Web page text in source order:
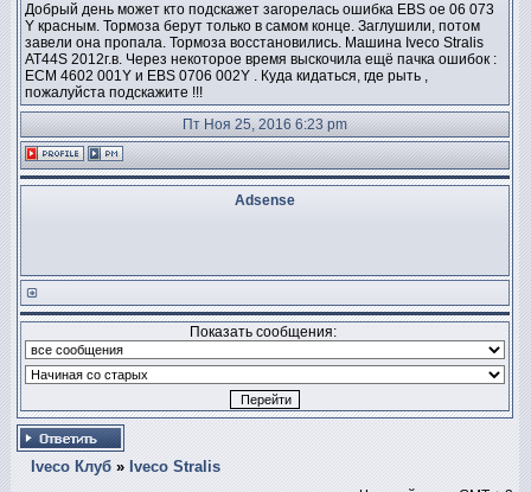
Добрый день может кто подскажет загорелась ошибка EBS oe 06 073
Y красным. Тормоза берут только в самом конце. Заглушили, потом
завели она пропала. Тормоза восстановились. Машина Iveco Stralis
AT44S 2012г.в. Через некоторое время выскочила ещё пачка ошибок :
ECM 4602 001Y и EBS 0706 002Y . Куда кидаться, где рыть ,
пожалуйста подскажите !!!
Пт Ноя 25, 2016 6:23 pm
Adsense
Показать сообщения:
Iveco Клуб » Iveco Stralis